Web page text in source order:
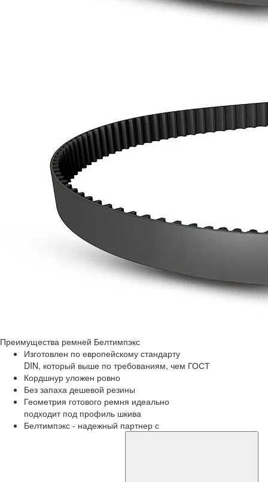
Преимущества ремней Белтимпэкс
Изготовлен по европейскому стандарту
DIN, который выше по требованиям, чем ГОСТ
Кордшнур уложен ровно
Без запаха дешевой резины
Геометрия готового ремня идеально
подходит под профиль шкива
Белтимпэкс - надежный партнер с